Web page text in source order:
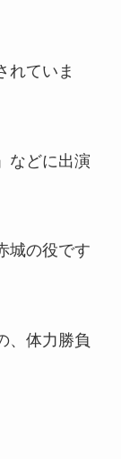
れていま
などに出演
城の役です
、体力勝負